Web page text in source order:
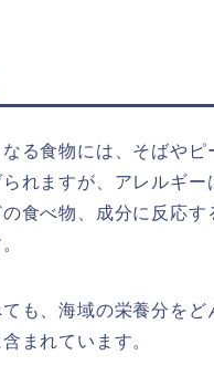
る食物には、そばや
れますが、アレルギ
食べ物、成分に反応
も、海域の栄養分を
まれています。